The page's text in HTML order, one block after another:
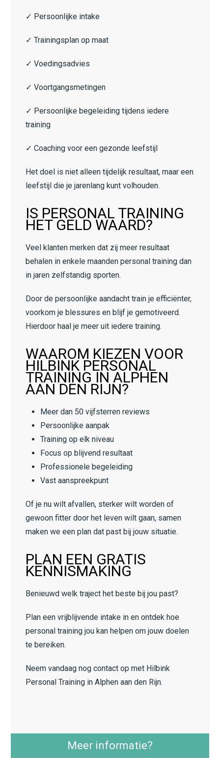
✓ Persoonlijke intake
✓ Trainingsplan op maat
✓ Voedingsadvies
✓ Voortgangsmetingen
✓ Persoonlijke begeleiding tijdens iedere
training
✓ Coaching voor een gezonde leefstijl
Het doel is niet alleen tijdelijk resultaat, maar een
leefstijl die je jarenlang kunt volhouden.
IS PERSONAL TRAINING
HET GELD WAARD?
Veel klanten merken dat zij meer resultaat
behalen in enkele maanden personal training dan
in jaren zelfstandig sporten.
Door de persoonlijke aandacht train je efficiënter,
voorkom je blessures en blijf je gemotiveerd.
Hierdoor haal je meer uit iedere training.
WAAROM KIEZEN VOOR
HILBINK PERSONAL
TRAINING IN ALPHEN
AAN DEN RIJN?
Meer dan 50 vijfsterren reviews
Persoonlijke aanpak
Training op elk niveau
Focus op blijvend resultaat
Professionele begeleiding
Vast aanspreekpunt
Of je nu wilt afvallen, sterker wilt worden of
gewoon fitter door het leven wilt gaan, samen
maken we een plan dat past bij jouw situatie.
PLAN EEN GRATIS
KENNISMAKING
Benieuwd welk traject het beste bij jou past?
Plan een vrijblijvende intake in en ontdek hoe
personal training jou kan helpen om jouw doelen
te bereiken.
Neem vandaag nog contact op met Hilbink
Personal Training in Alphen aan den Rijn.
Meer informatie?